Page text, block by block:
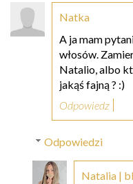
Natka
A ja mam
włosów.
Natalio, albo
jakąś fajną ? :)
Odpowiedz
Odpowiedzi
Natalia |